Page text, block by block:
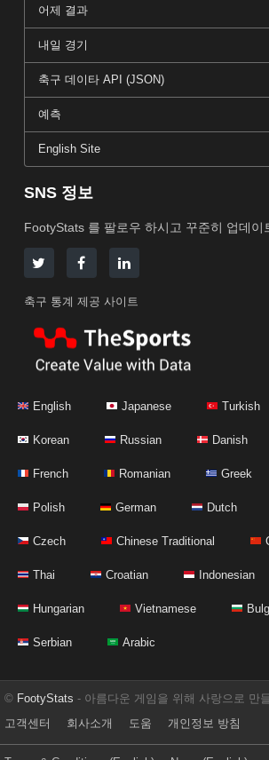
어제 결과
내일 경기
축구 데이타 API (JSON)
예측
English Site
SNS 정보
FootyStats 를 팔로우 하시고 꾸준히 업데이
축구 통계 제공 사이트
English Japanese Turkish
Korean Russian Danish
French Romanian Greek
Polish German Dutch
Czech Chinese Traditional
Thai Croatian Indonesian
Hungarian Vietnamese
Serbian Arabic
© FootyStats - 아름다운 게임을 위해 사랑으로 만
고객센터
회사소개 도움 개인정보 방침